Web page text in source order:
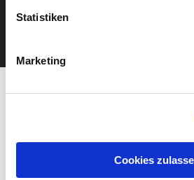
Statistiken
Marketing
Cookies